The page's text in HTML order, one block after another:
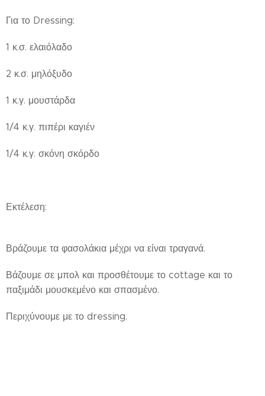
Για το Dressing:
1 κ.σ. ελαιόλαδο
2 κ.σ. μηλόξυδο
1 κ.γ. μουστάρδα
1/4 κ.γ. πιπέρι καγιέν
1/4 κ.γ. σκόνη σκόρδο
Εκτέλεση:
Βράζουμε τα φασολάκια μέχρι να είναι τραγανά.
Βάζουμε σε μπολ και προσθέτουμε το cottage και το
παξιμάδι μουσκεμένο και σπασμένο.
Περιχύνουμε με το dressing.